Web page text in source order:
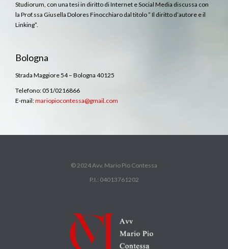
Studiorum, con una tesi in diritto di Internet e Social Media discussa con
la Prof.ssa Giusella Dolores Finocchiaro dal titolo ” Il diritto d’autore e il
Linking”.
Bologna
Strada Maggiore 54 – Bologna 40125
Telefono: 051/0216866
E-mail:mariopiocontessa@gmail.com
© 2024 Avv. Mario Pio Contessa
P.I.: 04013761202